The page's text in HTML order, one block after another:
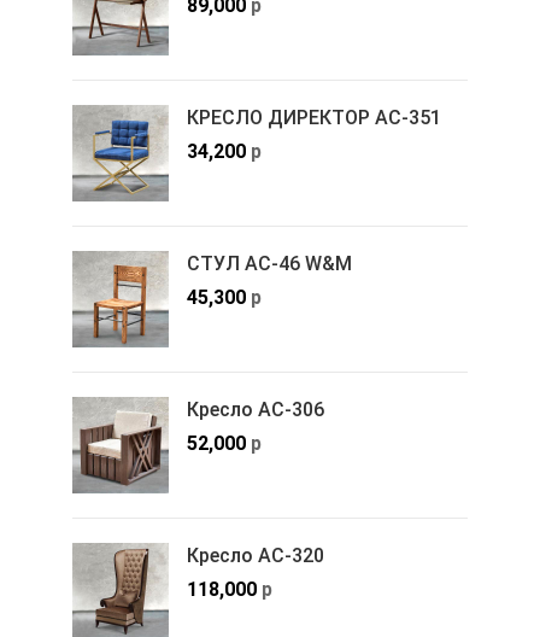
89,000 р
КРЕСЛО ДИРЕКТОР АС-351
34,200 р
СТУЛ АС-46 W&M
45,300 р
Кресло АС-306
52,000 р
Кресло АС-320
118,000 р